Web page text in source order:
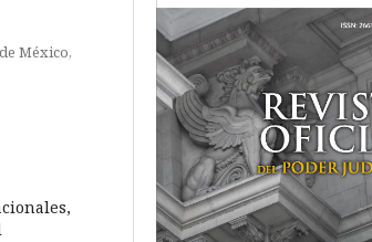
México,